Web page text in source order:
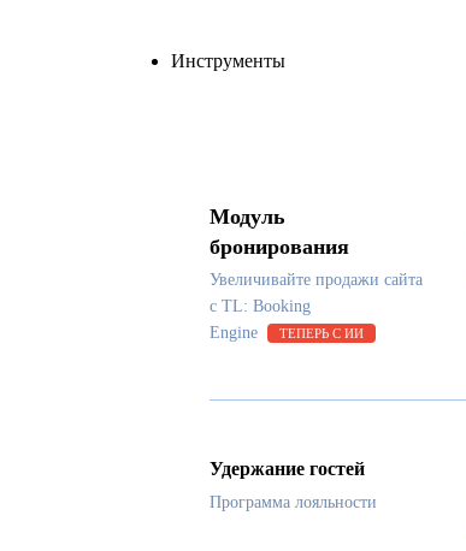
Инструменты
Модуль
бронирования
Увеличивайте продажи сайта
с TL: Booking
Engine
ТЕПЕРЬ С ИИ
Удержание гостей
Программа лояльности